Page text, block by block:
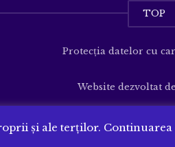
TOP
Protecția datelor cu
Website dezvoltat de
și ale terților.